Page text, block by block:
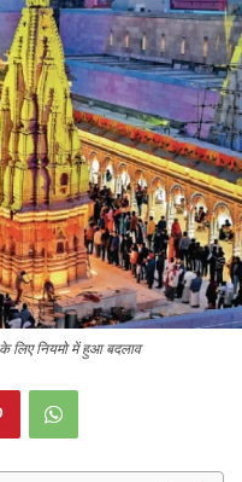
लिए नियमो में हुआ बदलाव